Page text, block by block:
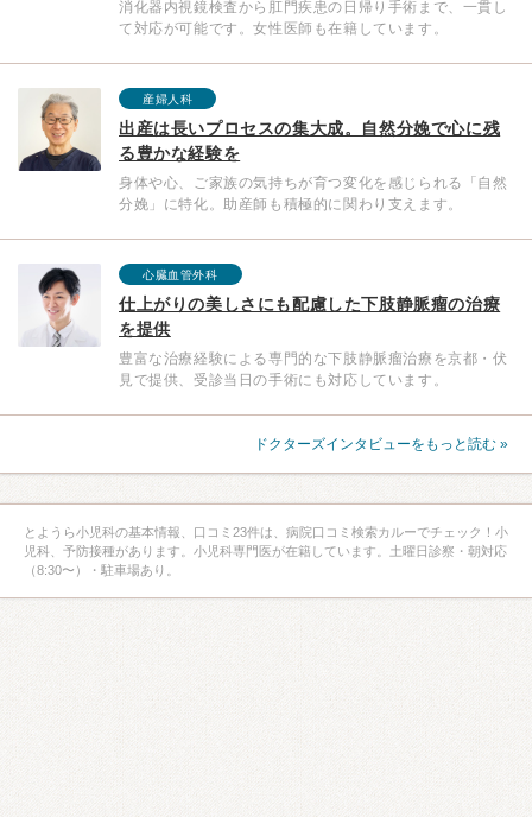
消化器内視鏡検査から肛門疾患の日帰り手術まで、一貫し
て対応が可能です。女性医師も在籍しています。
産婦人科
出産は長いプロセスの集大成。自然分娩で心に残
る豊かな経験を
身体や心、ご家族の気持ちが育つ変化を感じられる「自然
分娩」に特化。助産師も積極的に関わり支えます。
心臓血管外科
仕上がりの美しさにも配慮した下肢静脈瘤の治療
を提供
豊富な治療経験による専門的な下肢静脈瘤治療を京都・伏
見で提供、受診当日の手術にも対応しています。
ドクターズインタビューをもっと読む »
とようら小児科の基本情報、口コミ23件は、病院口コミ検索カルーでチェック！小
児科、予防接種があります。小児科専門医が在籍しています。土曜日診察・朝対応
（8:30〜）・駐車場あり。